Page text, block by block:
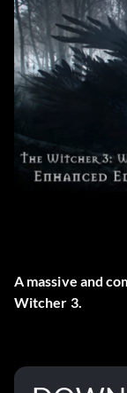
A massive and
Witcher 3.